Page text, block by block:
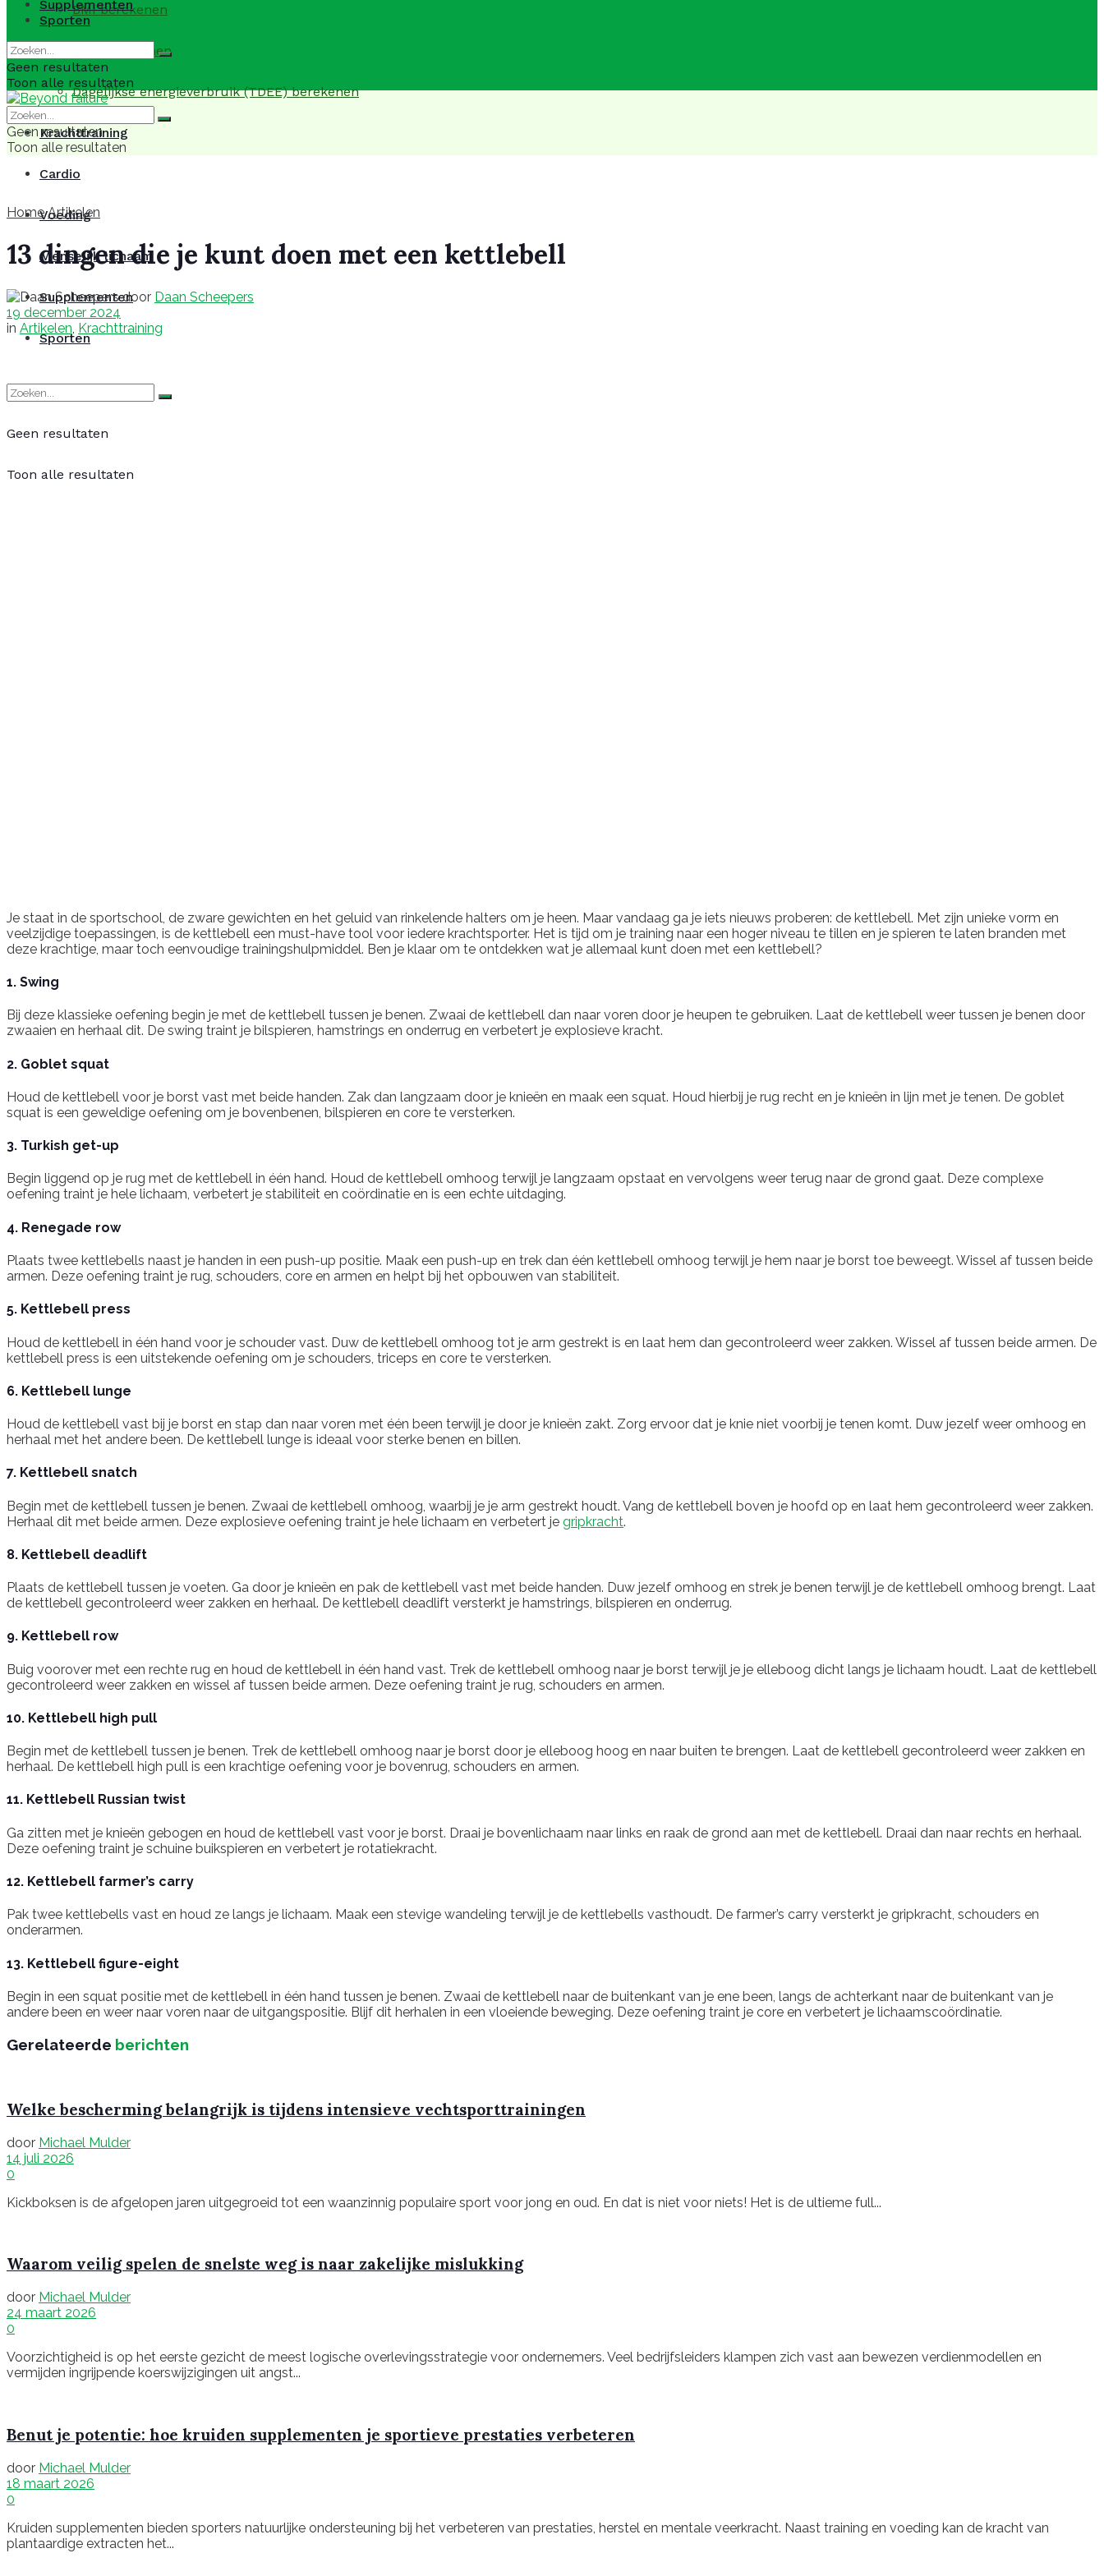
BMI berekenen
BMR berekenen
Dagelijkse energieverbruik (TDEE) berekenen
Krachttraining
Cardio
Voeding
Menselijk lichaam
Supplementen
Sporten
Geen resultaten
Toon alle resultaten
Supplementen
Sporten
Geen resultaten
Toon alle resultaten
Geen resultaten
Toon alle resultaten
Home Artikelen
13 dingen die je kunt doen met een kettlebell
door Daan Scheepers
19 december 2024
in Artikelen, Krachttraining
Je staat in de sportschool, de zware gewichten en het geluid van rinkelende halters om je heen. Maar vandaag ga je iets nieuws proberen: de kettlebell. Met zijn unieke vorm en
veelzijdige toepassingen, is de kettlebell een must-have tool voor iedere krachtsporter. Het is tijd om je training naar een hoger niveau te tillen en je spieren te laten branden met
deze krachtige, maar toch eenvoudige trainingshulpmiddel. Ben je klaar om te ontdekken wat je allemaal kunt doen met een kettlebell?
1. Swing
Bij deze klassieke oefening begin je met de kettlebell tussen je benen. Zwaai de kettlebell dan naar voren door je heupen te gebruiken. Laat de kettlebell weer tussen je benen door
zwaaien en herhaal dit. De swing traint je bilspieren, hamstrings en onderrug en verbetert je explosieve kracht.
2. Goblet squat
Houd de kettlebell voor je borst vast met beide handen. Zak dan langzaam door je knieën en maak een squat. Houd hierbij je rug recht en je knieën in lijn met je tenen. De goblet
squat is een geweldige oefening om je bovenbenen, bilspieren en core te versterken.
3. Turkish get-up
Begin liggend op je rug met de kettlebell in één hand. Houd de kettlebell omhoog terwijl je langzaam opstaat en vervolgens weer terug naar de grond gaat. Deze complexe
oefening traint je hele lichaam, verbetert je stabiliteit en coördinatie en is een echte uitdaging.
4. Renegade row
Plaats twee kettlebells naast je handen in een push-up positie. Maak een push-up en trek dan één kettlebell omhoog terwijl je hem naar je borst toe beweegt. Wissel af tussen beide
armen. Deze oefening traint je rug, schouders, core en armen en helpt bij het opbouwen van stabiliteit.
5. Kettlebell press
Houd de kettlebell in één hand voor je schouder vast. Duw de kettlebell omhoog tot je arm gestrekt is en laat hem dan gecontroleerd weer zakken. Wissel af tussen beide armen. De
kettlebell press is een uitstekende oefening om je schouders, triceps en core te versterken.
6. Kettlebell lunge
Houd de kettlebell vast bij je borst en stap dan naar voren met één been terwijl je door je knieën zakt. Zorg ervoor dat je knie niet voorbij je tenen komt. Duw jezelf weer omhoog en
herhaal met het andere been. De kettlebell lunge is ideaal voor sterke benen en billen.
7. Kettlebell snatch
Begin met de kettlebell tussen je benen. Zwaai de kettlebell omhoog, waarbij je je arm gestrekt houdt. Vang de kettlebell boven je hoofd op en laat hem gecontroleerd weer zakken.
Herhaal dit met beide armen. Deze explosieve oefening traint je hele lichaam en verbetert je gripkracht.
8. Kettlebell deadlift
Plaats de kettlebell tussen je voeten. Ga door je knieën en pak de kettlebell vast met beide handen. Duw jezelf omhoog en strek je benen terwijl je de kettlebell omhoog brengt. Laat
de kettlebell gecontroleerd weer zakken en herhaal. De kettlebell deadlift versterkt je hamstrings, bilspieren en onderrug.
9. Kettlebell row
Buig voorover met een rechte rug en houd de kettlebell in één hand vast. Trek de kettlebell omhoog naar je borst terwijl je je elleboog dicht langs je lichaam houdt. Laat de kettlebell
gecontroleerd weer zakken en wissel af tussen beide armen. Deze oefening traint je rug, schouders en armen.
10. Kettlebell high pull
Begin met de kettlebell tussen je benen. Trek de kettlebell omhoog naar je borst door je elleboog hoog en naar buiten te brengen. Laat de kettlebell gecontroleerd weer zakken en
herhaal. De kettlebell high pull is een krachtige oefening voor je bovenrug, schouders en armen.
11. Kettlebell Russian twist
Ga zitten met je knieën gebogen en houd de kettlebell vast voor je borst. Draai je bovenlichaam naar links en raak de grond aan met de kettlebell. Draai dan naar rechts en herhaal.
Deze oefening traint je schuine buikspieren en verbetert je rotatiekracht.
12. Kettlebell farmer’s carry
Pak twee kettlebells vast en houd ze langs je lichaam. Maak een stevige wandeling terwijl je de kettlebells vasthoudt. De farmer’s carry versterkt je gripkracht, schouders en
onderarmen.
13. Kettlebell figure-eight
Begin in een squat positie met de kettlebell in één hand tussen je benen. Zwaai de kettlebell naar de buitenkant van je ene been, langs de achterkant naar de buitenkant van je
andere been en weer naar voren naar de uitgangspositie. Blijf dit herhalen in een vloeiende beweging. Deze oefening traint je core en verbetert je lichaamscoördinatie.
Gerelateerde berichten
Welke bescherming belangrijk is tijdens intensieve vechtsporttrainingen
door Michael Mulder
14 juli 2026
0
Kickboksen is de afgelopen jaren uitgegroeid tot een waanzinnig populaire sport voor jong en oud. En dat is niet voor niets! Het is de ultieme full...
Waarom veilig spelen de snelste weg is naar zakelijke mislukking
door Michael Mulder
24 maart 2026
0
Voorzichtigheid is op het eerste gezicht de meest logische overlevingsstrategie voor ondernemers. Veel bedrijfsleiders klampen zich vast aan bewezen verdienmodellen en
vermijden ingrijpende koerswijzigingen uit angst...
Benut je potentie: hoe kruiden supplementen je sportieve prestaties verbeteren
door Michael Mulder
18 maart 2026
0
Kruiden supplementen bieden sporters natuurlijke ondersteuning bij het verbeteren van prestaties, herstel en mentale veerkracht. Naast training en voeding kan de kracht van
plantaardige extracten het...